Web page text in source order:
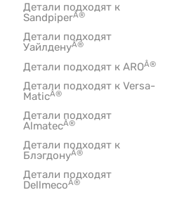
Детали подходят к
SandpiperÂ®
Детали подходят
УайлденуÂ®
Детали подходят к AROÂ®
Детали подходят к Versa-
MaticÂ®
Детали подходят
AlmatecÂ®
Детали подходят к
БлэгдонуÂ®
Детали подходят
DellmecoÂ®